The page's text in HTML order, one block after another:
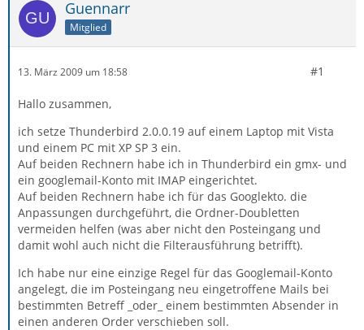
Guennarr
Mitglied
13. März 2009 um 18:58 #1
Hallo zusammen,
ich setze Thunderbird 2.0.0.19 auf einem Laptop mit Vista
und einem PC mit XP SP 3 ein.
Auf beiden Rechnern habe ich in Thunderbird ein gmx- und
ein googlemail-Konto mit IMAP eingerichtet.
Auf beiden Rechnern habe ich für das Googlekto. die
Anpassungen durchgeführt, die Ordner-Doubletten
vermeiden helfen (was aber nicht den Posteingang und
damit wohl auch nicht die Filterausführung betrifft).
Ich habe nur eine einzige Regel für das Googlemail-Konto
angelegt, die im Posteingang neu eingetroffene Mails bei
bestimmten Betreff _oder_ einem bestimmten Absender in
einen anderen Order verschieben soll.